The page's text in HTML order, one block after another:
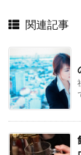
関連記事